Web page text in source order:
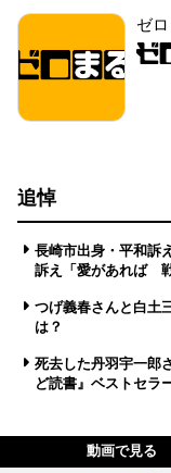
ゼ
追悼
長崎市出身・平和訴
訴え「愛があれば
つげ義春さんと白土
は？
死去した丹羽宇一郎
ど読書』ベストセラ
動画で見る